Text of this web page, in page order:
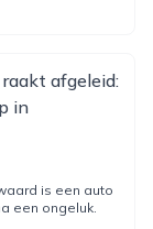
afgeleid:
in
is een auto
een ongeluk.